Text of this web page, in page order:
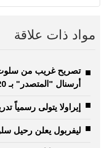
مواد ذات علاقة
تصريح غريب من
أرسنال "المتصدر" بـ 20 نقطة!
إيراولا يتولى رسمياً
ليفربول يعلن رحيل